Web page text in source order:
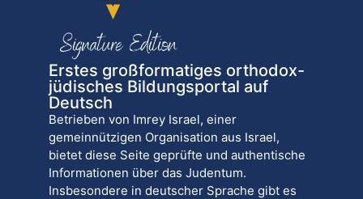
Erstes großformatiges orthodox-
jüdisches Bildungsportal auf
Deutsch
Betrieben von Imrey Israel, einer
gemeinnützigen Organisation aus Israel,
bietet diese Seite geprüfte und authentische
Informationen über das Judentum.
Insbesondere in deutscher Sprache gibt es